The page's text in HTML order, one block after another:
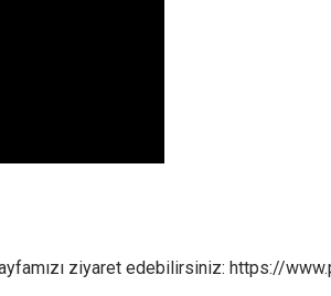
ziyaret edebilirsiniz: https://